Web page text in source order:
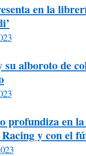
en la
alboroto de
profundiza en
y con el